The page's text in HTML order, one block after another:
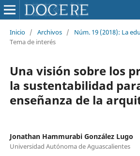
Inicio / Archivos / Núm. 19 (2018): La
Tema de interés
Una visión sobre los
la sustentabilidad
enseñanza de la
Jonathan Hammurabi González Lugo
Universidad Autónoma de Aguascalientes